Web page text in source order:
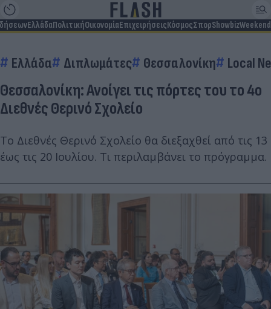
ΕλλάδαΠολιτικήΟικονομίαΕπιχειρήσειςΚόσμοςΣπορShowbizWeekend
Ελλάδα Διπλωμάτες Θεσσαλονίκη Local
Θεσσαλονίκη: Ανοίγει τις πόρτες του το 4ο
Διεθνές Θερινό Σχολείο
Tο Διεθνές Θερινό Σχολείο θα διεξαχθεί από τις 13
έως τις 20 Ιουλίου. Τι περιλαμβάνει το πρόγραμμα.